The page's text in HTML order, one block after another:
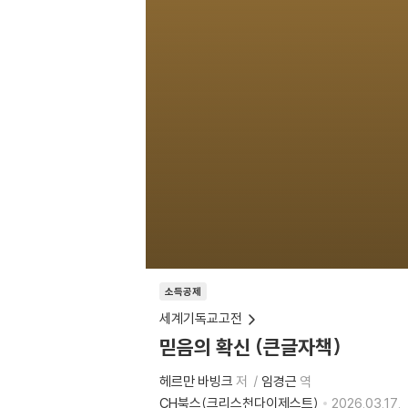
소득공제
세계기독교고전
믿음의 확신 (큰글자책)
헤르만 바빙크 저 임경근 역
CH북스(크리스천다이제스트)
2026.03.17.